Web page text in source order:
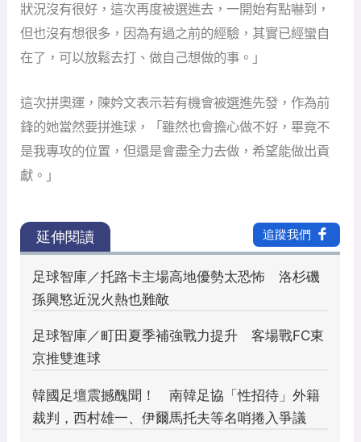
狀況沒有很好，這次再度被選進去，一開始有點嚇到，
但也沒有想很多，因為有過之前的經驗，其實已經蠻自
在了，可以放鬆去打、做自己想做的事。」
這次拼奧運，陳妗文表示若有機會被選進先發，作為前
鋒的她當然要拼進球，「雖然也會擔心做不好，畢竟不
是我專攻的位置，但還是會盡全力去做，希望能做出貢
獻。」